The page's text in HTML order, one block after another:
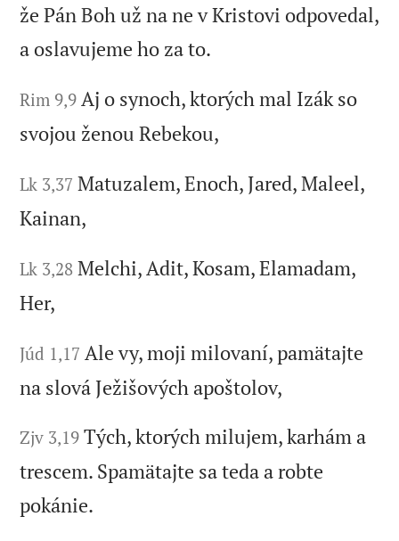
že Pán Boh už na ne v Kristovi odpovedal,
a oslavujeme ho za to.
Rim 9,9 Aj o synoch, ktorých mal Izák so
svojou ženou Rebekou,
Lk 3,37 Matuzalem, Enoch, Jared, Maleel,
Kainan,
Lk 3,28 Melchi, Adit, Kosam, Elamadam,
Her,
Júd 1,17 Ale vy, moji milovaní, pamätajte
na slová Ježišových apoštolov,
Zjv 3,19 Tých, ktorých milujem, karhám a
trescem. Spamätajte sa teda a robte
pokánie.